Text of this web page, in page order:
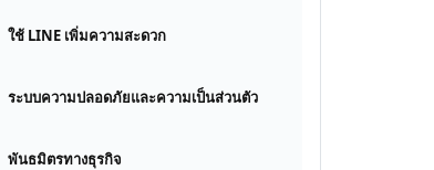
ใช้ LINE เพิ่มความสะดวก
ระบบความปลอดภัยและความเป็นส่วนตัว
พันธมิตรทางธุรกิจ